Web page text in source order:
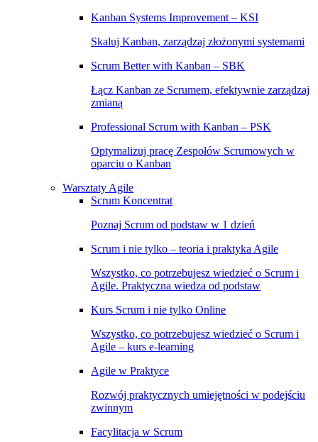
Kanban Systems Improvement – KSI
Skaluj Kanban, zarządzaj złożonymi systemami
Scrum Better with Kanban – SBK
Łącz Kanban ze Scrumem, efektywnie zarządzaj
zmianą
Professional Scrum with Kanban – PSK
Optymalizuj pracę Zespołów Scrumowych w
oparciu o Kanban
Warsztaty Agile
Scrum Koncentrat
Poznaj Scrum od podstaw w 1 dzień
Scrum i nie tylko – teoria i praktyka Agile
Wszystko, co potrzebujesz wiedzieć o Scrum i
Agile. Praktyczna wiedza od podstaw
Kurs Scrum i nie tylko Online
Wszystko, co potrzebujesz wiedzieć o Scrum i
Agile – kurs e-learning
Agile w Praktyce
Rozwój praktycznych umiejętności w podejściu
zwinnym
Facylitacja w Scrum